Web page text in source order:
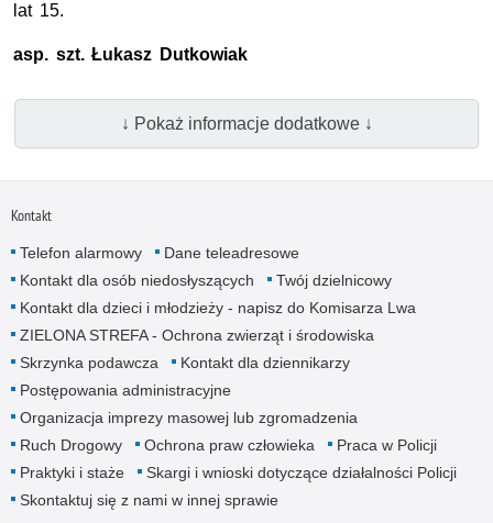
lat 15.
asp. szt.Łukasz Dutkowiak
↓ Pokaż informacje dodatkowe ↓
Kontakt
Telefon alarmowy
Dane teleadresowe
Kontakt dla osób niedosłyszących
Twój dzielnicowy
Kontakt dla dzieci i młodzieży - napisz do Komisarza Lwa
ZIELONA STREFA - Ochrona zwierząt i środowiska
Skrzynka podawcza
Kontakt dla dziennikarzy
Postępowania administracyjne
Organizacja imprezy masowej lub zgromadzenia
Ruch Drogowy
Ochrona praw człowieka
Praca w Policji
Praktyki i staże
Skargi i wnioski dotyczące działalności Policji
Skontaktuj się z nami w innej sprawie